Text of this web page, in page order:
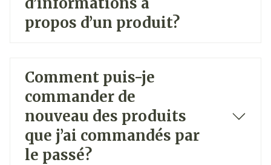
propos d’un produit?
Comment puis-je
commander de
nouveau des produits
que j’ai commandés par
le passé?